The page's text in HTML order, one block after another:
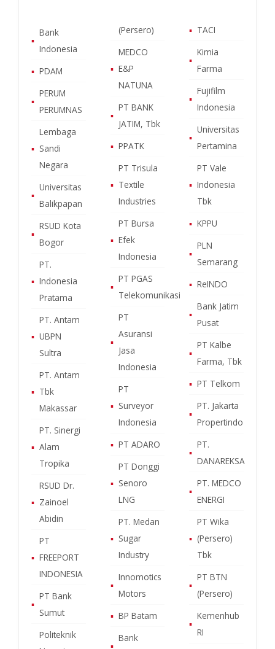
▪
Bank
Indonesia
▪ PDAM
▪
PERUM
PERUMNAS
▪
Lembaga
Sandi
Negara
▪
Universitas
Balikpapan
▪
RSUD Kota
Bogor
▪
PT.
Indonesia
Pratama
▪
PT. Antam
UBPN
Sultra
▪
PT. Antam
Tbk
Makassar
▪
PT. Sinergi
Alam
Tropika
▪
RSUD Dr.
Zainoel
Abidin
▪
PT
FREEPORT
INDONESIA
▪
PT Bank
Sumut
Politeknik
(Persero)
▪
MEDCO
E&P
NATUNA
▪
PT BANK
JATIM, Tbk
▪ PPATK
▪
PT Trisula
Textile
Industries
▪
PT Bursa
Efek
Indonesia
▪
PT PGAS
Telekomunikasi
▪
PT
Asuransi
Jasa
Indonesia
▪
PT
Surveyor
Indonesia
▪ PT ADARO
▪
PT Donggi
Senoro
LNG
▪
PT. Medan
Sugar
Industry
▪
Innomotics
Motors
▪ BP Batam
▪
Bank
▪ TACI
▪
Kimia
Farma
▪
Fujifilm
Indonesia
▪
Universitas
Pertamina
▪
PT Vale
Indonesia
Tbk
▪ KPPU
▪
PLN
Semarang
▪ ReINDO
▪
Bank Jatim
Pusat
▪
PT Kalbe
Farma, Tbk
▪ PT Telkom
▪
PT. Jakarta
Propertindo
▪
PT.
DANAREKSA
▪
PT. MEDCO
ENERGI
▪
PT Wika
(Persero)
Tbk
▪
PT BTN
(Persero)
▪
Kemenhub
RI